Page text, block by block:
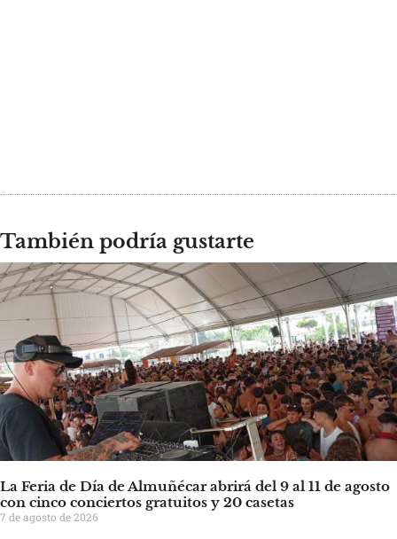
También podría gustarte
La Feria de Día de Almuñécar abrirá del 9 al 11 de agosto
con cinco conciertos gratuitos y 20 casetas
7 de agosto de 2026